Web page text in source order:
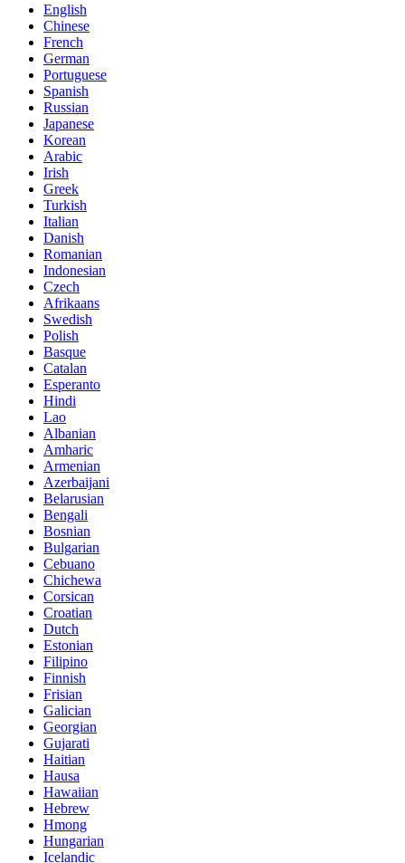
English
Chinese
French
German
Portuguese
Spanish
Russian
Japanese
Korean
Arabic
Irish
Greek
Turkish
Italian
Danish
Romanian
Indonesian
Czech
Afrikaans
Swedish
Polish
Basque
Catalan
Esperanto
Hindi
Lao
Albanian
Amharic
Armenian
Azerbaijani
Belarusian
Bengali
Bosnian
Bulgarian
Cebuano
Chichewa
Corsican
Croatian
Dutch
Estonian
Filipino
Finnish
Frisian
Galician
Georgian
Gujarati
Haitian
Hausa
Hawaiian
Hebrew
Hmong
Hungarian
Icelandic